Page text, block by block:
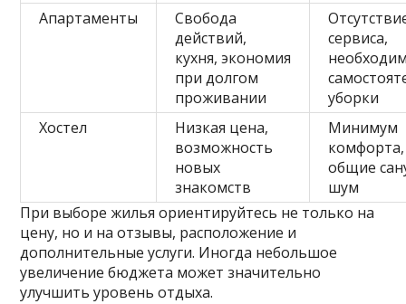
Апартаменты
Свобода
действий,
кухня, экономия
при долгом
проживании
сервиса,
уборки
Хостел
Низкая цена,
возможность
новых
знакомств
Минимум
комфорта,
общие
шум
При выборе жилья ориентируйтесь не только на
цену, но и на отзывы, расположение и
дополнительные услуги. Иногда небольшое
увеличение бюджета может значительно
улучшить уровень отдыха.